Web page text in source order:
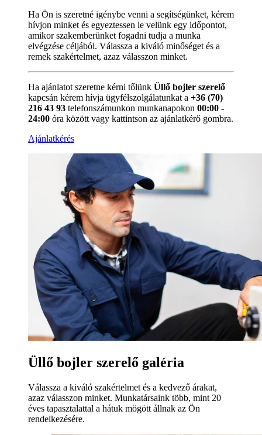
Ha Ön is szeretné igénybe venni a segítségünket, kérem
hívjon minket és egyeztessen le velünk egy időpontot,
amikor szakemberünket fogadni tudja a munka
elvégzése céljából. Válassza a kiváló minőséget és a
remek szakértelmet, azaz válasszon minket.
Ha ajánlatot szeretne kérni tőlünk Üllő bojler szerelő
kapcsán kérem hívja ügyfélszolgálatunkat a +36 (70)
216 43 93 telefonszámunkon munkanapokon 00:00 -
24:00 óra között vagy kattintson az ajánlatkérő gombra.
Ajánlatkérés
Üllő bojler szerelő galéria
Válassza a kiváló szakértelmet és a kedvező árakat,
azaz válasszon minket. Munkatársaink több, mint 20
éves tapasztalattal a hátuk mögött állnak az Ön
rendelkezésére.